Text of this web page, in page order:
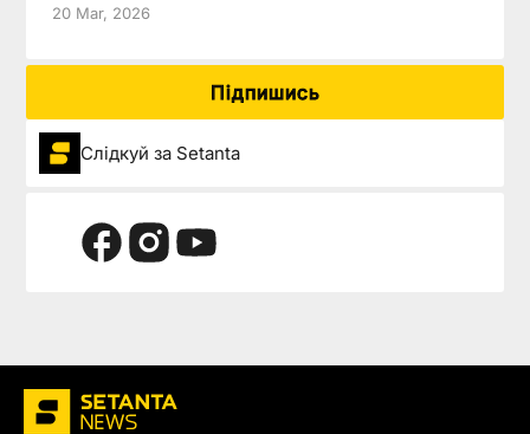
20 Mar, 2026
Підпишись
Слідкуй за Setanta